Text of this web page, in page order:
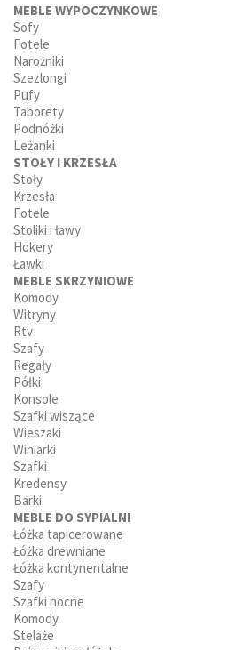
MEBLE WYPOCZYNKOWE
Sofy
Fotele
Narożniki
Szezlongi
Pufy
Taborety
Podnóżki
Leżanki
STOŁY I KRZESŁA
Stoły
Krzesła
Fotele
Stoliki i ławy
Hokery
Ławki
MEBLE SKRZYNIOWE
Komody
Witryny
Rtv
Szafy
Regały
Półki
Konsole
Szafki wiszące
Wieszaki
Winiarki
Szafki
Kredensy
Barki
MEBLE DO SYPIALNI
Łóżka tapicerowane
Łóżka drewniane
Łóżka kontynentalne
Szafy
Szafki nocne
Komody
Stelaże